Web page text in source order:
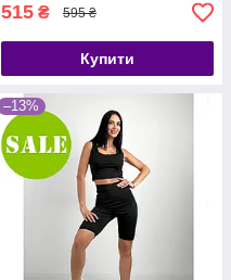
515 ₴ 595 ₴
Купити
–13%